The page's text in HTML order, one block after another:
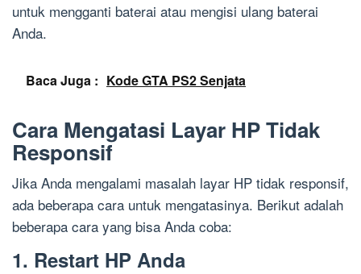
untuk mengganti baterai atau mengisi ulang baterai
Anda.
Baca Juga : Kode GTA PS2 Senjata
Cara Mengatasi Layar HP Tidak
Responsif
Jika Anda mengalami masalah layar HP tidak responsif,
ada beberapa cara untuk mengatasinya. Berikut adalah
beberapa cara yang bisa Anda coba:
1. Restart HP Anda